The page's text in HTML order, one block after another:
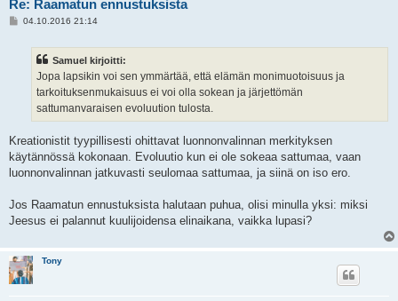
Re: Raamatun ennustuksista
V04.10.2016 21:14
Samuel kirjoitti:
Jopa lapsikin voi sen ymmärtää, että elämän monimuotoisuus ja
tarkoituksenmukaisuus ei voi olla sokean ja järjettömän
sattumanvaraisen evoluution tulosta.
Kreationistit tyypillisesti ohittavat luonnonvalinnan merkityksen
käytännössä kokonaan. Evoluutio kun ei ole sokeaa sattumaa, vaan
luonnonvalinnan jatkuvasti seulomaa sattumaa, ja siinä on iso ero.
Jos Raamatun ennustuksista halutaan puhua, olisi minulla yksi: miksi
Jeesus ei palannut kuulijoidensa elinaikana, vaikka lupasi?
Tony